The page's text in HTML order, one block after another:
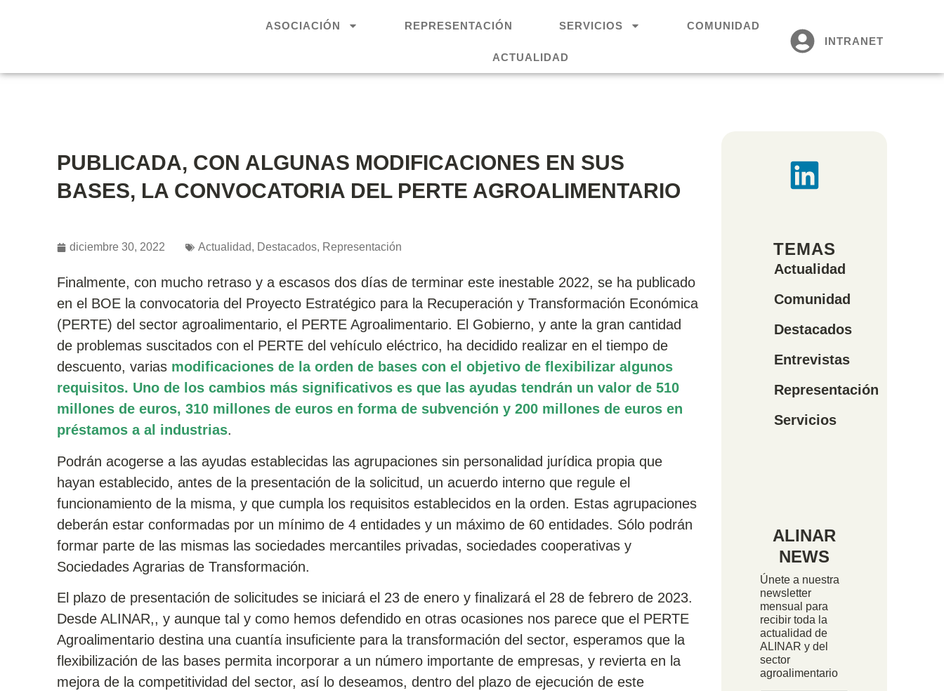
ASOCIACIÓN REPRESENTACIÓN SERVICIOS COMUNIDAD
ACTUALIDAD
INTRANET
PUBLICADA, CON ALGUNAS MODIFICACIONES EN SUS
BASES, LA CONVOCATORIA DEL PERTE AGROALIMENTARIO
diciembre 30, 2022 Actualidad, Destacados, Representación
Finalmente, con mucho retraso y a escasos dos días de terminar este inestable 2022, se ha publicado
en el BOE la convocatoria del Proyecto Estratégico para la Recuperación y Transformación Económica
(PERTE) del sector agroalimentario, el PERTE Agroalimentario. El Gobierno, y ante la gran cantidad
de problemas suscitados con el PERTE del vehículo eléctrico, ha decidido realizar en el tiempo de
descuento, varias modificaciones de la orden de bases con el objetivo de flexibilizar algunos
requisitos. Uno de los cambios más significativos es que las ayudas tendrán un valor de 510
millones de euros, 310 millones de euros en forma de subvención y 200 millones de euros en
préstamos a al industrias.
Podrán acogerse a las ayudas establecidas las agrupaciones sin personalidad jurídica propia que
hayan establecido, antes de la presentación de la solicitud, un acuerdo interno que regule el
funcionamiento de la misma, y que cumpla los requisitos establecidos en la orden. Estas agrupaciones
deberán estar conformadas por un mínimo de 4 entidades y un máximo de 60 entidades. Sólo podrán
formar parte de las mismas las sociedades mercantiles privadas, sociedades cooperativas y
Sociedades Agrarias de Transformación.
El plazo de presentación de solicitudes se iniciará el 23 de enero y finalizará el 28 de febrero de 2023.
Desde ALINAR,, y aunque tal y como hemos defendido en otras ocasiones nos parece que el PERTE
Agroalimentario destina una cuantía insuficiente para la transformación del sector, esperamos que la
flexibilización de las bases permita incorporar a un número importante de empresas, y revierta en la
mejora de la competitividad del sector, así lo deseamos, dentro del plazo de ejecución de este
TEMAS
Actualidad
Comunidad
Destacados
Entrevistas
Representación
Servicios
ALINAR
NEWS
Únete a nuestra
newsletter
mensual para
recibir toda la
actualidad de
ALINAR y del
sector
agroalimentario